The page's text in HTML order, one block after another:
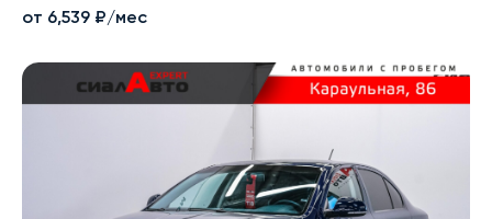
от 6,539 ₽/мес